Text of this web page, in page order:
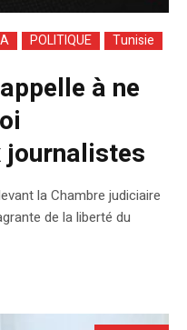
POLITIQUE Tunisie
à ne
la Chambre judiciaire
de la liberté du